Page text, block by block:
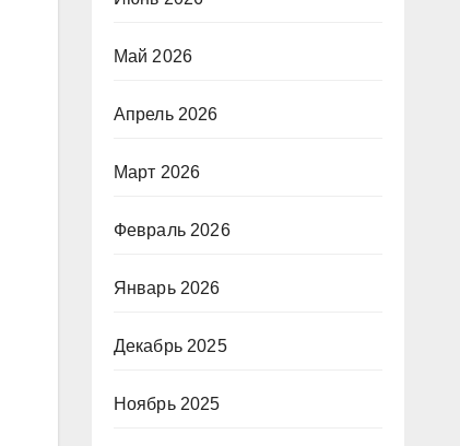
Май 2026
Апрель 2026
Март 2026
Февраль 2026
Январь 2026
Декабрь 2025
Ноябрь 2025